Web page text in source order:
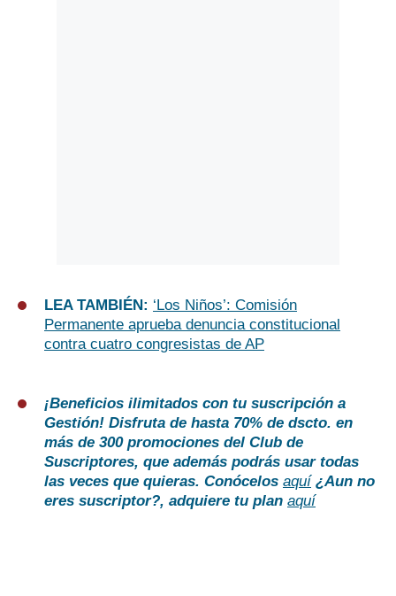
LEA TAMBIÉN: ‘Los Niños’: Comisión
Permanente aprueba denuncia constitucional
contra cuatro congresistas de AP
¡Beneficios ilimitados con tu suscripción a
Gestión! Disfruta de hasta 70% de dscto. en
más de 300 promociones del Club de
Suscriptores, que además podrás usar todas
las veces que quieras. Conócelos aquí ¿Aun no
eres suscriptor?, adquiere tu plan aquí